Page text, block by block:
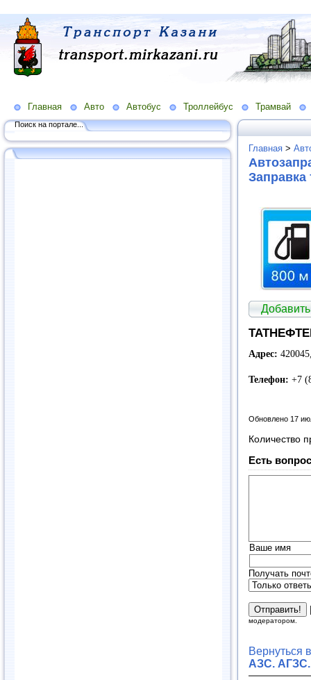
Главная Авто Автобус Троллейбус Трамвай
Поиск на портале...
Главная >
Заправка
Адрес:
Телефон: +7
Обновлено 17
Количество
Есть
Ваше имя
Получать
модератором.
Вернуться
АЗС. АГЗС.